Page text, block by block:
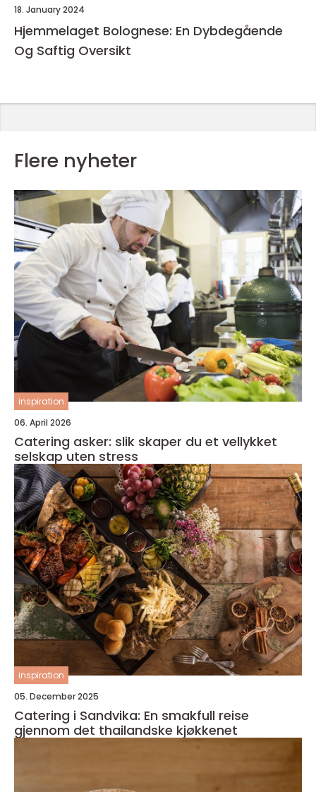
18. January 2024
Hjemmelaget Bolognese: En Dybdegående
Og Saftig Oversikt
Flere nyheter
inspiration
06. April 2026
Catering asker: slik skaper du et vellykket
selskap uten stress
inspiration
05. December 2025
Catering i Sandvika: En smakfull reise
gjennom det thailandske kjøkkenet